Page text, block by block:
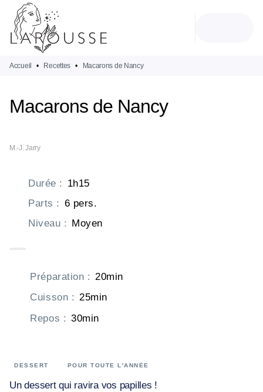
MENU
PIED DE PAGE
Accueil • Recettes • Macarons de Nancy
Macarons de Nancy
M.-J. Jarry
Durée : 1h15
Parts : 6 pers.
Niveau : Moyen
Préparation : 20min
Cuisson : 25min
Repos : 30min
DESSERT POUR TOUTE L'ANNÉE
Un dessert qui ravira vos papilles !